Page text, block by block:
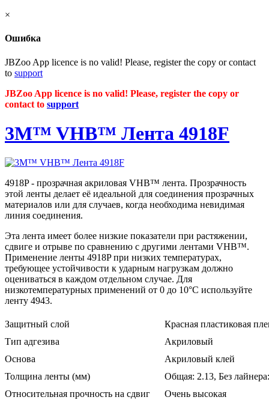
×
Ошибка
JBZoo App licence is no valid! Please, register the copy or contact
to support
JBZoo App licence is no valid! Please, register the copy or
contact to support
3M™ VHB™ Лента 4918F
4918P - прозрачная акриловая VHB™ лента. Прозрачность
этой ленты делает её идеальной для соединения прозрачных
материалов или для случаев, когда необходима невидимая
линия соединения.
Эта лента имеет более низкие показатели при растяжении,
сдвиге и отрыве по сравнению с другими лентами VHB™.
Применение ленты 4918P при низких температурах,
требующее устойчивости к ударным нагрузкам должно
оцениваться в каждом отдельном случае. Для
низкотемпературных применений от 0 до 10°С используйте
ленту 4943.
Защитный слой
Красная пластиковая
Тип адгезива
Акриловый
Основа
Акриловый клей
Толщина ленты (мм)
Общая: 2.13, Без
Относительная прочность на сдвиг
Очень высокая